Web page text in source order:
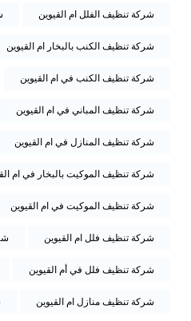
شركة تنظيف الفلل ام القيوين
شركة تنظيف الكنب بالبخار ام القيوين
شركة تنظيف الكنب في ام القيوين
شركة تنظيف المباني في ام القيوين
شركة تنظيف المنازل في ام القيوين
شركة تنظيف الموكيت بالبخار في ام
شركة تنظيف الموكيت في ام القيوين
شركة تنظيف فلل ام القيوين
شركة تنظيف فلل في أم القيوين
شركة تنظيف منازل ام القيوين